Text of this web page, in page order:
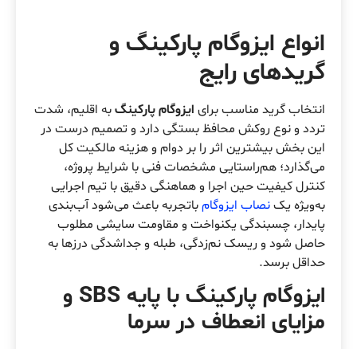
انواع ایزوگام پارکینگ و
گریدهای رایج
انتخاب گرید مناسب برای ایزوگام پارکینگبه اقلیم، شدت
تردد و نوع روکش محافظ بستگی دارد و تصمیم درست در
این بخش بیشترین اثر را بر دوام و هزینه مالکیت کل
می‌گذارد؛ هم‌راستایی مشخصات فنی با شرایط پروژه،
کنترل کیفیت حین اجرا و هماهنگی دقیق با تیم اجرایی
به‌ویژه یکنصاب ایزوگامباتجربه باعث می‌شود آب‌بندی
پایدار، چسبندگی یکنواخت و مقاومت سایشی مطلوب
حاصل شود و ریسک نم‌زدگی، طبله و جداشدگی درزها به
حداقل برسد.
ایزوگام پارکینگ با پایه SBS و
مزایای انعطاف در سرما